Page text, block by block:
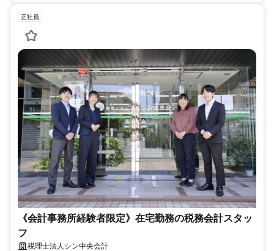
正社員
《会計事務所経験者限定》在宅勤務の税務会計スタッ
フ
税理士法人シン中央会計